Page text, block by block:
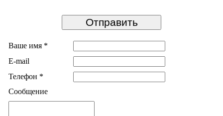
Ваше имя *
E-mail
Телефон *
Сообщение